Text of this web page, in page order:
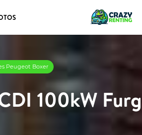
Peugeot Boxer
100kW